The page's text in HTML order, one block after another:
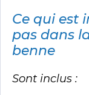
Ce qui est
pas dans
benne
Sont inclus :